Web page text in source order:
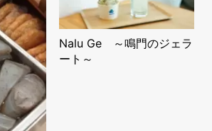
Nalu Ge ～鳴門のジェラ
ート～